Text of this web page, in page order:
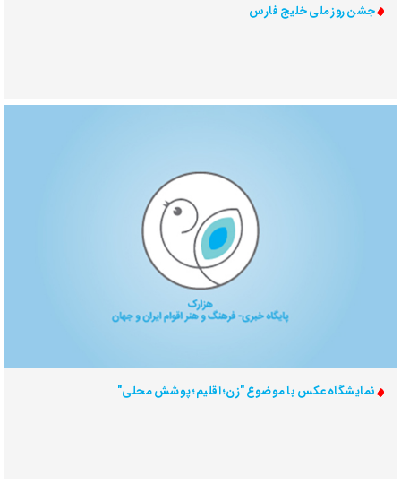
جشن روز ملی خلیج فارس
نمایشگاه عکس با موضوع "زن؛ اقلیم؛ پوشش محلی"